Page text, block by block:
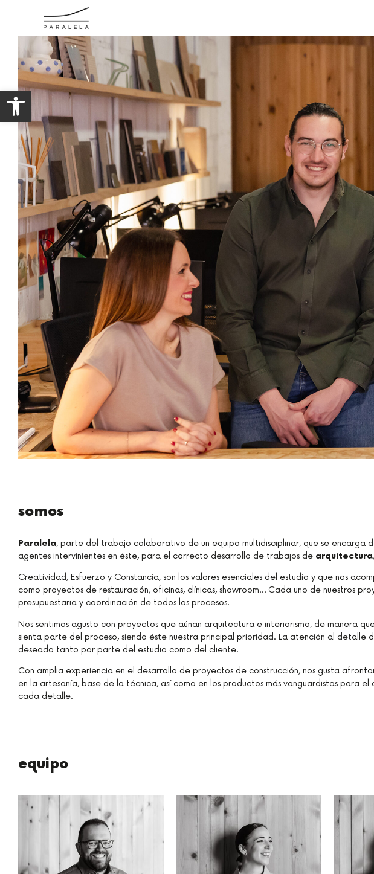
Abrir barra de herramientas
somos
Paralela, parte del trabajo colaborativo de un equipo multidisciplinar, que se encarga
agentes intervinientes en éste, para el correcto desarrollo de trabajos de arquitectura,
Creatividad, Esfuerzo y Constancia, son los valores esenciales del estudio y que nos
como proyectos de restauración, oficinas, clínicas, showroom… Cada uno de nuestros
presupuestaria y coordinación de todos los procesos.
Nos sentimos agusto con proyectos que aúnan arquitectura e interiorismo, de manera
sienta parte del proceso, siendo éste nuestra principal prioridad. La atención al
deseado tanto por parte del estudio como del cliente.
Con amplia experiencia en el desarrollo de proyectos de construcción, nos gusta
en la artesanía, base de la técnica, así como en los productos más vanguardistas para
cada detalle.
equipo